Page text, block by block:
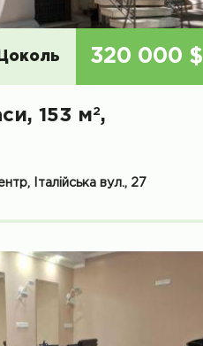
Цоколь 320 000 $
153 м2,
Італійська вул., 27